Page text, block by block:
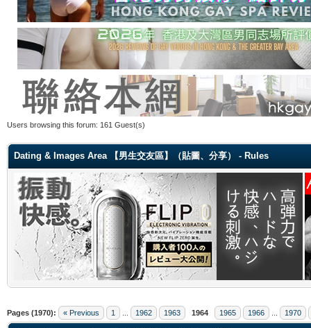
Users browsing this forum: 161 Guest(s)
Dating & Images Area 【男生交友區】（貼圖、分享） - Rules
Pages (1970): « Previous 1 1962 1963 1964 1965 1966 1970